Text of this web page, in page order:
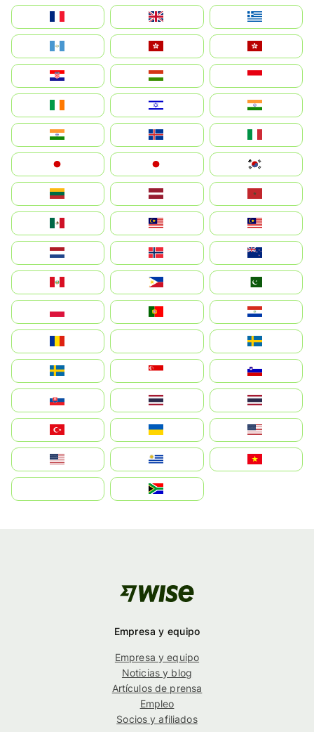
France
United Kingdom
Ελλάδα
Guatemala
Hong Kong
中國香港特別行政區
Hrvatska
Magyarország
Indonesia
Ireland
ישראל
भारत
India
Ísland
Italia
Japan
日本
대한민국
Lietuva
Latvija
Maroc
México
Malaysia (MS)
Malaysia
Nederland
Norge
New Zealand
Perú
Philippines
Pakistan
Polska
Portugal
Paraguay
România
На русском
Sweden
Sverige
Singapore
Slovenija
Slovensko
Thailand
ไทย
Türkiye
Україна
United States
Estados Unidos
Uruguay
Việt Nam
بالعربية
South Africa
Empresa y equipo
Empresa y equipo
Noticias y blog
Artículos de prensa
Empleo
Socios y afiliados